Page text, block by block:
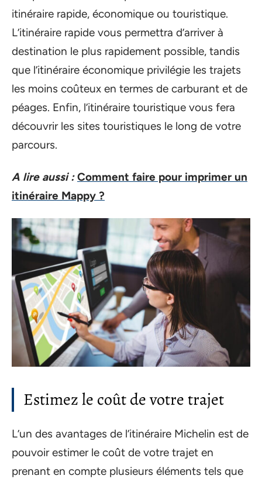
itinéraire rapide, économique ou touristique.
L’itinéraire rapide vous permettra d’arriver à
destination le plus rapidement possible, tandis
que l’itinéraire économique privilégie les trajets
les moins coûteux en termes de carburant et de
péages. Enfin, l’itinéraire touristique vous fera
découvrir les sites touristiques le long de votre
parcours.
A lire aussi : Comment faire pour imprimer un
itinéraire Mappy ?
Estimez le coût de votre trajet
L’un des avantages de l’itinéraire Michelin est de
pouvoir estimer le coût de votre trajet en
prenant en compte plusieurs éléments tels que